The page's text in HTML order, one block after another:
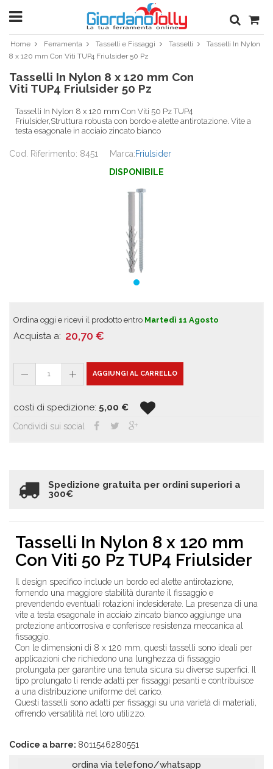
Home Ferramenta Tasselli e Fissaggi Tasselli
Tasselli In Nylon
8 x 120 mm Con Viti TUP4 Friulsider 50 Pz
Tasselli In Nylon 8 x 120 mm Con
Viti TUP4 Friulsider 50 Pz
Tasselli In Nylon 8 x 120 mm Con Viti 50 Pz TUP4
Friulsider,Struttura robusta con bordo e alette antirotazione. Vite a
testa esagonale in acciaio zincato bianco
Cod. Riferimento: 8451 Marca:Friulsider
DISPONIBILE
Ordina oggi e ricevi il prodotto entro Martedì 11 Agosto
Acquista a: 20,70 €
1 AGGIUNGI AL CARRELLO
costi di spedizione: 5,00 €
Condividi sui social
Spedizione gratuita per ordini superiori a
300€
Tasselli In Nylon 8 x 120 mm
Con Viti 50 Pz TUP4 Friulsider
Il design specifico include un bordo ed alette antirotazione,
fornendo una maggiore stabilità durante il fissaggio e
prevendendo eventuali rotazioni indesiderate. La presenza di una
vite a testa esagonale in acciaio zincato bianco aggiunge una
protezione anticorrosiva e conferisce resistenza meccanica al
fissaggio.
Con le dimensioni di 8 x 120 mm, questi tasselli sono ideali per
applicazioni che richiedono una lunghezza di fissaggio
prolungata per garantire una tenuta sicura su diverse superfici. Il
tipo prolungato li rende adatti per fissaggi pesanti e contribuisce
a una distribuzione uniforme del carico.
Questi tasselli sono adatti per fissaggi su una varietà di materiali,
offrendo versatilità nel loro utilizzo.
Codice a barre: 8011546280551
ordina via telefono/whatsapp